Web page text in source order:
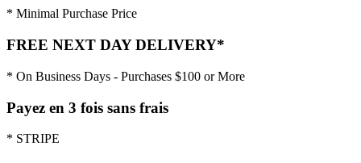
* Minimal Purchase Price
FREE NEXT DAY DELIVERY*
* On Business Days - Purchases $100 or More
Payez en 3 fois sans frais
* STRIPE